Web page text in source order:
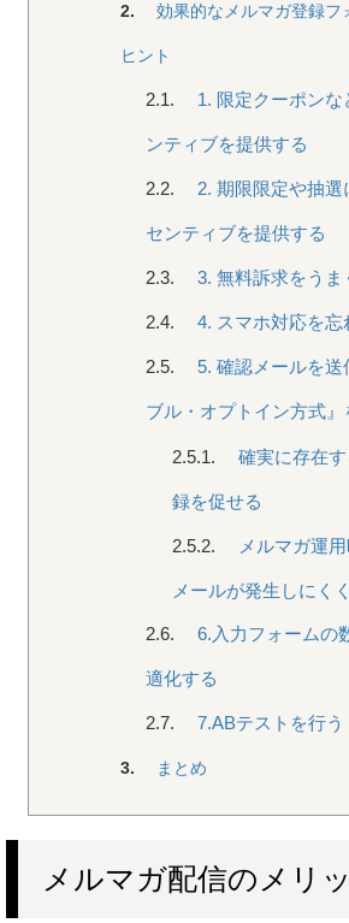
2. 効果的なメルマガ登録フ
ヒント
2.1. 1. 限定クーポンな
ンティブを提供する
2.2. 2. 期限限定や抽選
センティブを提供する
2.3. 3. 無料訴求をうま
2.4. 4. スマホ対応を忘
2.5. 5. 確認メールを送
ブル・オプトイン方式』
2.5.1. 確実に存在
録を促せる
2.5.2. メルマガ運
メールが発生しにく
2.6. 6.入力フォームの
適化する
2.7. 7.ABテストを行う
3. まとめ
メルマガ配信のメリ